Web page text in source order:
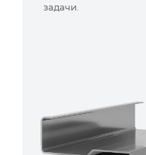
задачи.